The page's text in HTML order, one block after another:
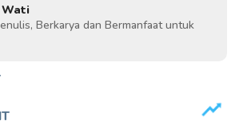
Wati
Berkarya dan Bermanfaat untuk